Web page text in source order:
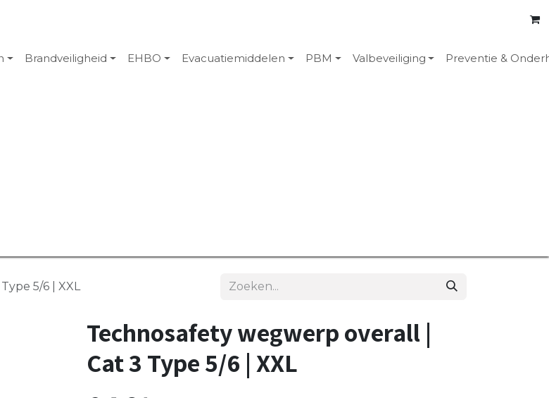
Brandveiligheid EHBO Evacuatiemiddelen PBM Valbeveiliging Preventie &
5/6 | XXL
Technosafety wegwerp overall |
Cat 3 Type 5/6 | XXL